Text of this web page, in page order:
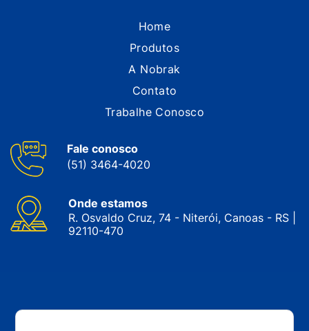
Home
Produtos
A Nobrak
Contato
Trabalhe Conosco
Fale conosco
(51) 3464-4020
Onde estamos
R. Osvaldo Cruz, 74 - Niterói, Canoas - RS |
92110-470